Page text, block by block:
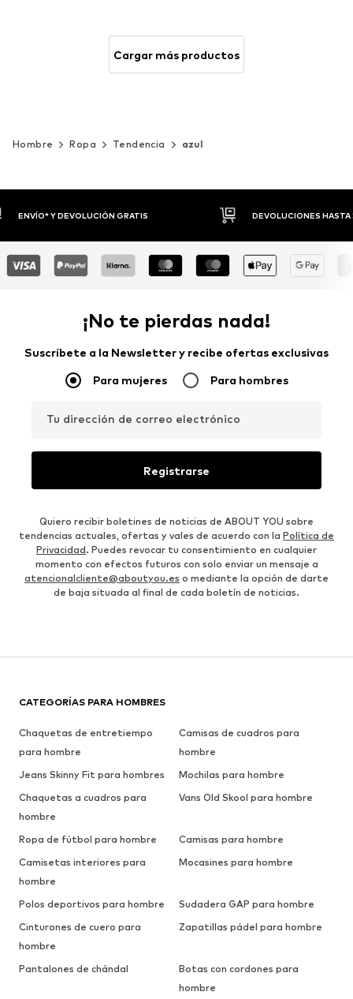
Cargar más productos
Hombre Ropa Tendencia azul
DEVOLUCIONES HASTA 30 DÍAS
¡No te pierdas nada!
Suscríbete a la Newsletter y recibe ofertas exclusivas
Para mujeres Para hombres
Tu dirección de correo electrónico
Registrarse
Quiero recibir boletines de noticias de ABOUT YOU sobre
tendencias actuales, ofertas y vales de acuerdo con la Política de
Privacidad. Puedes revocar tu consentimiento en cualquier
momento con efectos futuros con solo enviar un mensaje a
atencionalcliente@aboutyou.es o mediante la opción de darte
de baja situada al final de cada boletín de noticias.
CATEGORÍAS PARA HOMBRES
Chaquetas de entretiempo
para hombre
Camisas de cuadros para
hombre
Jeans Skinny Fit para hombres
Mochilas para hombre
Chaquetas a cuadros para
hombre
Vans Old Skool para hombre
Ropa de fútbol para hombre
Camisas para hombre
Camisetas interiores para
hombre
Mocasines para hombre
Polos deportivos para hombre
Sudadera GAP para hombre
Cinturones de cuero para
hombre
Zapatillas pádel para hombre
Pantalones de chándal
Botas con cordones para
hombre